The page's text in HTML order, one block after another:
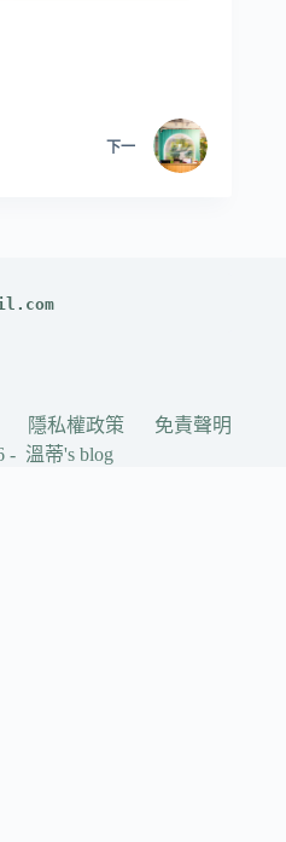
下一
隱私權政策
免責聲明
- 溫蒂's blog